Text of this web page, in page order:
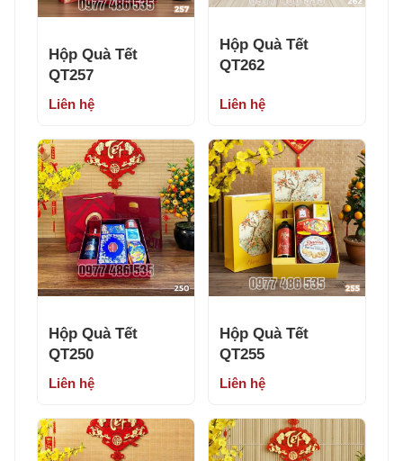
Hộp Quà Tết
QT257
Liên hệ
Hộp Quà Tết
QT262
Liên hệ
Hộp Quà Tết
QT250
Liên hệ
Hộp Quà Tết
QT255
Liên hệ